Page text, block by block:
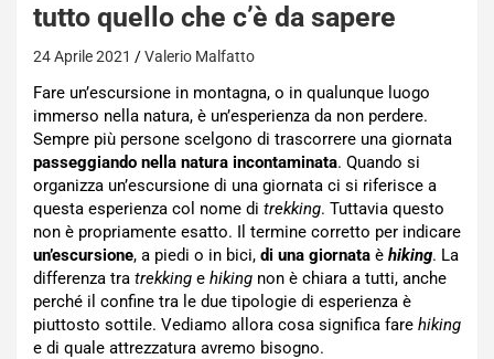
tutto quello che c’è da sapere
24 Aprile 2021 Valerio Malfatto
Fare un’escursione in montagna, o in qualunque luogo
immerso nella natura, è un’esperienza da non perdere.
Sempre più persone scelgono di trascorrere una giornata
passeggiando nella natura incontaminata. Quando si
organizza un’escursione di una giornata ci si riferisce a
questa esperienza col nome di trekking. Tuttavia questo
non è propriamente esatto. Il termine corretto per indicare
un’escursione, a piedi o in bici, di una giornata è hiking. La
differenza tra trekking e hiking non è chiara a tutti, anche
perché il confine tra le due tipologie di esperienza è
piuttosto sottile. Vediamo allora cosa significa fare hiking
e di quale attrezzatura avremo bisogno.